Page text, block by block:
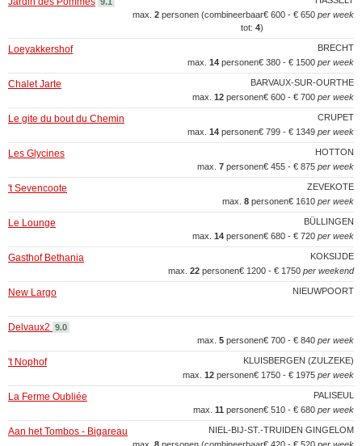
€ 600 - € 650 per week
max. 2 personen (combineerbaar
tot: 4)
BRECHT
Loeyakkershof
€ 380 - € 1500 per week
max. 14 personen
BARVAUX-SUR-OURTHE
Chalet Jarte
€ 600 - € 700 per week
max. 12 personen
CRUPET
Le gite du bout du Chemin
€ 799 - € 1349 per week
max. 14 personen
HOTTON
Les Glycines
€ 455 - € 875 per week
max. 7 personen
ZEVEKOTE
't Sevencoote
€ 1610 per week
max. 8 personen
BÜLLINGEN
Le Lounge
€ 680 - € 720 per week
max. 14 personen
KOKSIJDE
Gasthof Bethania
€ 1200 - € 1750 per weekend
max. 22 personen
NIEUWPOORT
New Largo
Delvaux2 9.0
€ 700 - € 840 per week
max. 5 personen
KLUISBERGEN (ZULZEKE)
't Nophof
€ 1750 - € 1975 per week
max. 12 personen
PALISEUL
La Ferme Oubliée
€ 510 - € 680 per week
max. 11 personen
NIEL-BIJ-ST.-TRUIDEN GINGELOM
Aan het Tombos - Bigareau